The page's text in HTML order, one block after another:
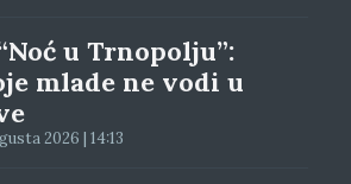
u Trnopolju”:
mlade ne vodi u
2026 | 14:13